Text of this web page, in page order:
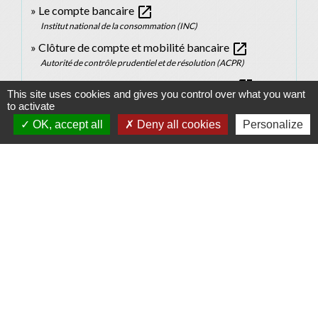
Le compte bancaire open_in_new
Institut national de la consommation (INC)
Clôture de compte et mobilité bancaire open_in_new
Autorité de contrôle prudentiel et de résolution (ACPR)
Comment rechercher un compte inactif ?open_in_new
Caisse des dépôts et consignations (CDC)
Signaler une erreur sur cette page
This site uses cookies and gives you control over what you want
to activate
OK, accept all
Deny all cookies Personalize